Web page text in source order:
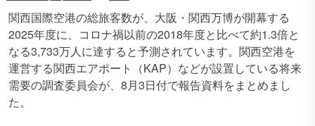
関西国際空港の総旅客数が、大阪・関西万博が開幕する
2025年度に、コロナ禍以前の2018年度と比べて約1.3倍と
なる3,733万人に達すると予測されています。関西空港を
運営する関西エアポート（KAP）などが設置している将来
需要の調査委員会が、8月3日付で報告資料をまとめまし
た。